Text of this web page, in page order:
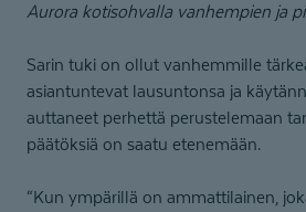
Aurora kotisohvalla vanhempien ja
Sarin tuki on ollut vanhemmille
asiantuntevat lausuntonsa ja
auttaneet perhettä perustelemaan
päätöksiä on saatu etenemään.
“Kun ympärillä on ammattilainen,